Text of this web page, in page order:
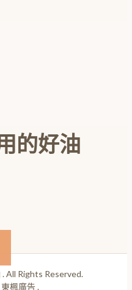
的好油
All Rights Reserved.
楓廣告 .